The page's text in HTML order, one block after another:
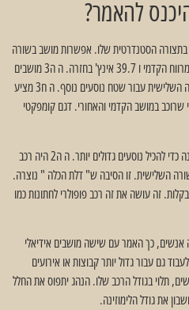
להאמר?
נוסעים בתצורה הסטנדרטית שלו. אפשרות מושב בשורה
השלישית זמינה. הרכב יש 40.7 אינץ 'של מרווח הקדמי ו 39.7 אינץ' בחזרה. ה ה3 מושבים
בין חמישה לשבעה אנשים. יש מושב בשורה השלישית עבור שטח נוסעים נוסף. ה ח3 מציע
שרוכב במושב הקדמי והאחורי. דגם קומפקטי
האמר המקורי נבנה על שלדת טאהו אך שונה כדי להכיל נוסעים גדולים יותר. ה ה2 היה רכב
השלישית. זו הסיבה ש" דלת הכלה " נוצרה.
זה עושה את זה רכב פופולרי לחתונות כמו
אנשים, כך האמר עם שישה מושבים אידיאלי
גם עבור גדול יותר קבוצות או אירועים
האמר יכול להכיל בין 10 ל -12 אנשים, תלוי בגודל הרכב שלו. הנהג יתפוס את החלל
את גודל הלימוזינה.